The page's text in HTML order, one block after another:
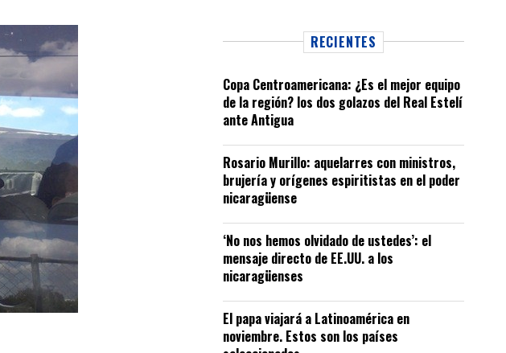
RECIENTES
Copa Centroamericana: ¿Es el mejor equipo
de la región? los dos golazos del Real Estelí
ante Antigua
Rosario Murillo: aquelarres con ministros,
brujería y orígenes espiritistas en el poder
nicaragüense
‘No nos hemos olvidado de ustedes’: el
mensaje directo de EE.UU. a los
nicaragüenses
El papa viajará a Latinoamérica en
noviembre. Estos son los países